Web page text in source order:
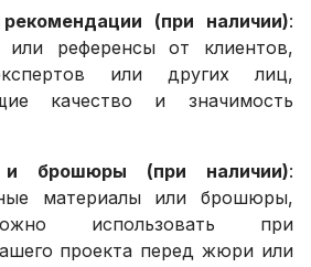
(при наличии):
или референсы от клиентов,
или других лиц,
качество и значимость
и брошюры (при наличии):
материалы или брошюры,
использовать при
проекта перед жюри или